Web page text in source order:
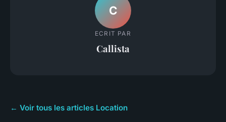
C
ECRIT PAR
Callista
← Voir tous les articles Location